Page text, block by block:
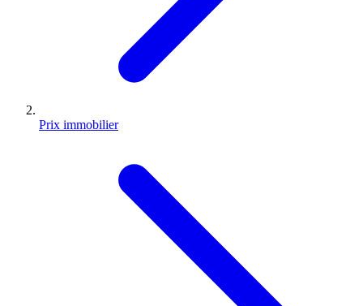
Prix immobilier